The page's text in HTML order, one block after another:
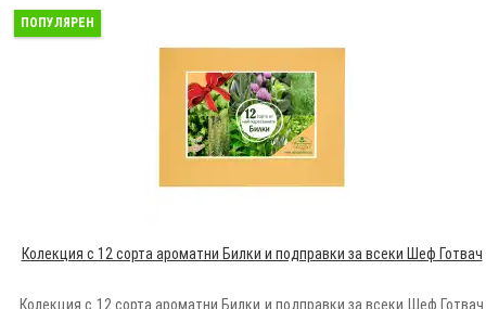
ПОПУЛЯРЕН
Колекция с 12 сорта ароматни Билки и подправки за всеки Шеф Готвач
Колекция с 12 сорта ароматни Билки и подправки за всеки Шеф Готвач